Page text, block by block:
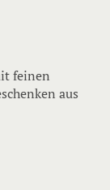
feinen
aus